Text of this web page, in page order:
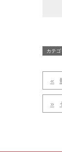
カテゴ